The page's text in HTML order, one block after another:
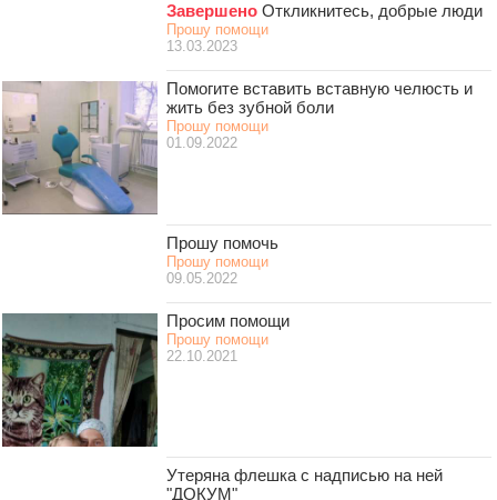
Завершено Откликнитесь, добрые люди
Прошу помощи
13.03.2023
Помогите вставить вставную челюсть и
жить без зубной боли
Прошу помощи
01.09.2022
Прошу помочь
Прошу помощи
09.05.2022
Просим помощи
Прошу помощи
22.10.2021
Утеряна флешка с надписью на ней
"ДОКУМ"